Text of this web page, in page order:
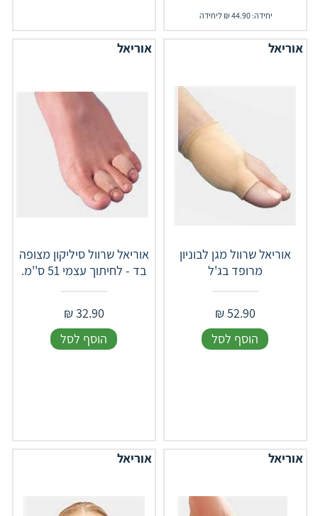
יחידה: 44.90 ₪ ליחידה
אוריאל
אוריאל שרוול מגן לבוניון
מרופד בג'ל
52.90
₪
הוסף לסל
אוריאל
אוריאל שרוול סיליקון מצופה
בד - לחיתוך עצמי 51 ס''מ.
32.90
₪
הוסף לסל
אוריאל אוריאל